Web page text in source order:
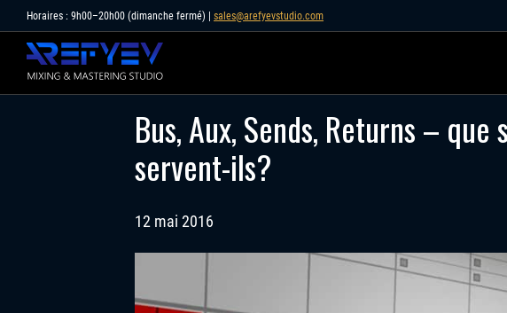
to
content
Horaires : 9h00–20h00 (dimanche fermé) | sales@arefyevstudio.com
Bus, Aux, Sends, Returns –
servent-ils?
12 mai 2016